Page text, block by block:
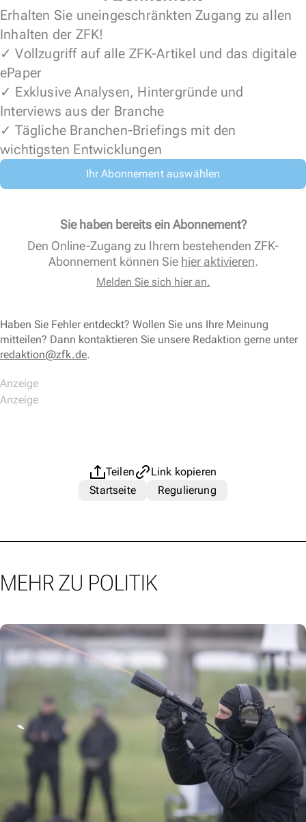
Erhalten Sie uneingeschränkten Zugang zu allen
Inhalten der ZFK!
✓ Vollzugriff auf alle ZFK-Artikel und das digitale
ePaper
✓ Exklusive Analysen, Hintergründe und
Interviews aus der Branche
✓ Tägliche Branchen-Briefings mit den
wichtigsten Entwicklungen
Ihr Abonnement auswählen
Sie haben bereits ein Abonnement?
Den Online-Zugang zu Ihrem bestehenden ZFK-
Abonnement können Sie hier aktivieren.
Melden Sie sich hier an.
Haben Sie Fehler entdeckt? Wollen Sie uns Ihre Meinung
mitteilen? Dann kontaktieren Sie unsere Redaktion gerne unter
redaktion@zfk.de.
Teilen
Link kopieren
Startseite
Regulierung
MEHR ZU POLITIK